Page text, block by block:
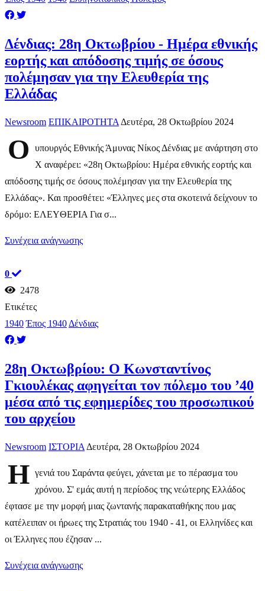
Δένδιας: 28η Οκτωβρίου - Ημέρα εθνικής
εορτής και απόδοσης τιμής σε όσους
πολέμησαν για την Eλευθερία της
Ελλάδας
Newsroom ΕΠΙΚΑΙΡΟΤΗΤΑ Δευτέρα, 28 Οκτωβρίου 2024
Ο
υπουργός Εθνικής Άμυνας Νίκος Δένδιας με ανάρτηση στο
Χ αναφέρει: «28η Οκτωβρίου: Ημέρα εθνικής εορτής και
απόδοσης τιμής σε όσους πολέμησαν για την Eλευθερία της
Ελλάδας». Και προσθέτει: «Έλληνες μες στα σκοτεινά δείχνουν το
δρόμο: EΛEYΘEPIA Για σ...
Συνέχεια ανάγνωσης
0
2478
Ετικέτες
1940 Έπος 1940 Δένδιας
28η Οκτωβρίου: Ο Κωνσταντίνος
Γκιουλέκας αφηγείται τον πόλεμο του ’40
μέσα από τις εφημερίδες του προσωπικού
του αρχείου
Newsroom ΙΣΤΟΡΙΑ Δευτέρα, 28 Οκτωβρίου 2024
Η γενιά του Σαράντα φεύγει, χάνεται με το πέρασμα του
χρόνου. Σ' εμάς αυτή η περίοδος της νεώτερης Ελλάδος
έφτασε με την μορφή μιας ζωντανής παρακαταθήκης που μας
κατέλειπαν οι ήρωες της Στρατιάς του 1940 - 41, οι Ελληνίδες και
οι Έλληνες που έζησαν ...
Συνέχεια ανάγνωσης